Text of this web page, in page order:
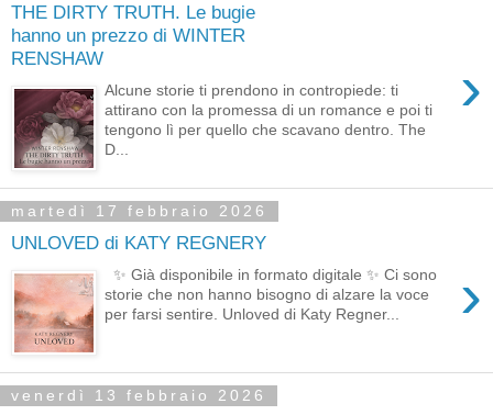
THE DIRTY TRUTH. Le bugie
hanno un prezzo di WINTER
RENSHAW
›
Alcune storie ti prendono in contropiede: ti
attirano con la promessa di un romance e poi ti
tengono lì per quello che scavano dentro. The
D...
martedì 17 febbraio 2026
UNLOVED di KATY REGNERY
›
✨ Già disponibile in formato digitale ✨ Ci sono
storie che non hanno bisogno di alzare la voce
per farsi sentire. Unloved di Katy Regner...
venerdì 13 febbraio 2026